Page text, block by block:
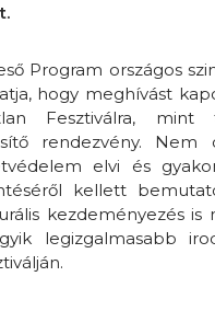
Program országos
hogy meghívást
Fesztiválra, mint
rendezvény. Nem
elvi és
kellett
kezdeményezés is
legizgalmasabb